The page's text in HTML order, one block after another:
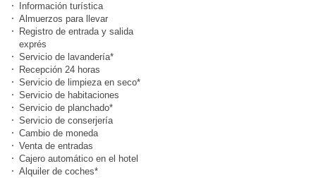
Información turística
Almuerzos para llevar
Registro de entrada y salida
exprés
Servicio de lavandería*
Recepción 24 horas
Servicio de limpieza en seco*
Servicio de habitaciones
Servicio de planchado*
Servicio de conserjería
Cambio de moneda
Venta de entradas
Cajero automático en el hotel
Alquiler de coches*